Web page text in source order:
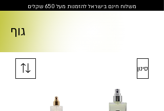
משלוח חינם בישראל להזמנות מעל 650 שקלים
גוף
סינון